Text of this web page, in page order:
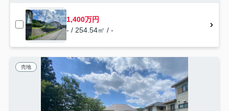
1,400万円
- / 254.54㎡ / -
売地